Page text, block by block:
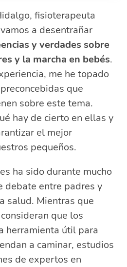
sobre el uso del
andador en el desarrollo
para
introducir el
de no usar
sobre bebés y el
andadores son malos
OMS sobre las
los bebés pueden usar
un bebé no usa
fisioterapeuta
a desentrañar
y verdades sobre
y la marcha en bebés.
me he topado
que
sobre este tema.
hay de cierto en ellas y
el mejor
pequeños.
ha sido durante mucho
debate entre padres y
salud. Mientras que
que los
herramienta útil para
a caminar, estudios
de expertos en